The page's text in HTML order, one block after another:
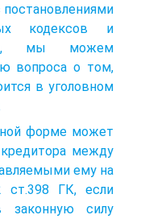
кодексов и
мы можем
вопроса о том,
в уголовном
форме может
между
ему на
ст.398 ГК, если
законную силу